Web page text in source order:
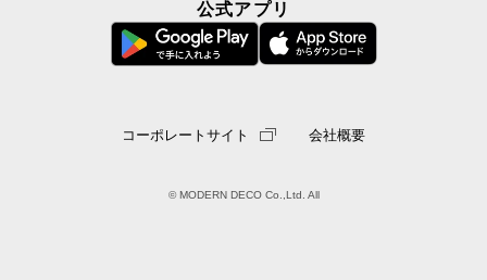
公式アプリ
コーポレートサイト 会社概要
© MODERN DECO Co.,Ltd. All